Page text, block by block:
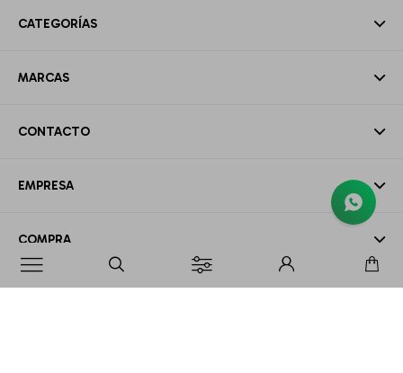

CATEGORÍAS
MARCAS
CONTACTO
EMPRESA
COMPRA